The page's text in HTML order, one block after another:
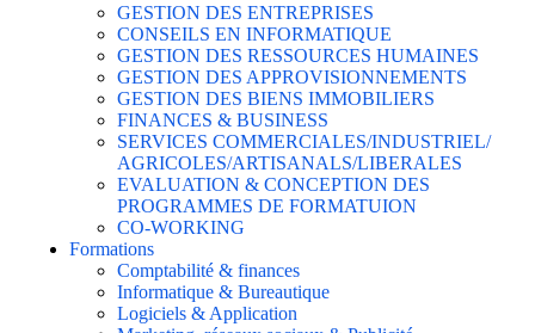
GESTION DES ENTREPRISES
CONSEILS EN INFORMATIQUE
GESTION DES RESSOURCES HUMAINES
GESTION DES APPROVISIONNEMENTS
GESTION DES BIENS IMMOBILIERS
FINANCES & BUSINESS
SERVICES COMMERCIALES/INDUSTRIEL/
AGRICOLES/ARTISANALS/LIBERALES
EVALUATION & CONCEPTION DES
PROGRAMMES DE FORMATUION
CO-WORKING
Formations
Comptabilité & finances
Informatique & Bureautique
Logiciels & Application